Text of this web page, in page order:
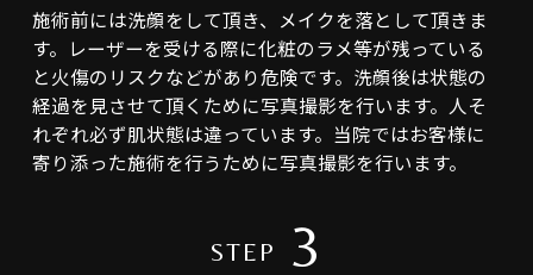
施術前には洗顔をして頂き、メイクを落として頂きま
す。レーザーを受ける際に化粧のラメ等が残っている
と火傷のリスクなどがあり危険です。洗顔後は状態の
経過を見させて頂くために写真撮影を行います。人そ
れぞれ必ず肌状態は違っています。当院ではお客様に
寄り添った施術を行うために写真撮影を行います。
STEP 3